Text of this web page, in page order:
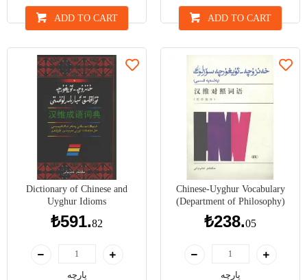
ADD TO CART
ADD TO CART
Chinese-Uyghur Vocabulary
(Department of Philosophy)
₺238.05
پارچە
Dictionary of Chinese and
Uyghur Idioms
₺591.82
پارچە